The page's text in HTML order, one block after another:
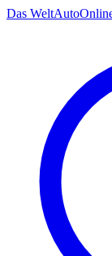
Das WeltAuto